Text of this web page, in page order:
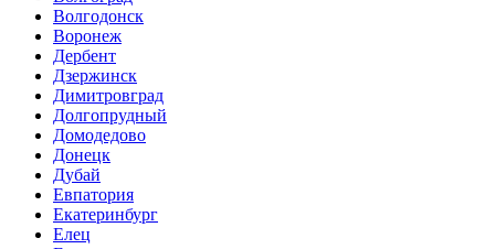
Волгодонск
Воронеж
Дербент
Дзержинск
Димитровград
Долгопрудный
Домодедово
Донецк
Дубай
Евпатория
Екатеринбург
Елец